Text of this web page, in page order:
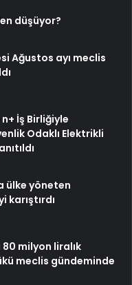
düşüyor?
Ağustos ayı meclis
İş Birliğiyle
Odaklı Elektrikli
ülke yöneten
karıştırdı
milyon liralık
meclis gündeminde